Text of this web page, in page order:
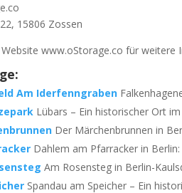
15806 Zossen
Website www.oStorage.co für
Am Iderfenngraben
Lübars – Ein historischer Ort
Der Märchenbrunnen in
Dahlem am Pfarracker in
Am Rosensteg in Berlin-
Spandau am Speicher – Ein